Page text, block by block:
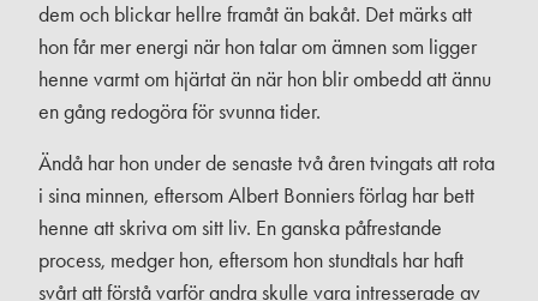
dem och blickar hellre framåt än bakåt. Det märks att
hon får mer energi när hon talar om ämnen som ligger
henne varmt om hjärtat än när hon blir ombedd att ännu
en gång redogöra för svunna tider.
Ändå har hon under de senaste två åren tvingats att rota
i sina minnen, eftersom Albert Bonniers förlag har bett
henne att skriva om sitt liv. En ganska påfrestande
process, medger hon, eftersom hon stundtals har haft
svårt att förstå varför andra skulle vara intresserade av